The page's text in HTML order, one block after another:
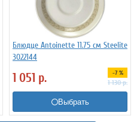
Блюдце Antoinette 11.75 см Steelite
3022144
1 051 р. -7 %
1 130р.
Выбрать